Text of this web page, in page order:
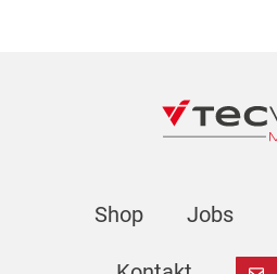
Shop Jobs